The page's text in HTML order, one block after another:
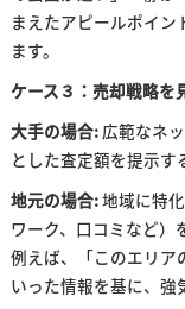
まえたアピールポイン
ます。
ケース３：売却戦略を
大手の場合: 広範なネ
とした査定額を提示す
地元の場合:地域に特
ワーク、口コミなど）
例えば、「このエリア
いった情報を基に、強